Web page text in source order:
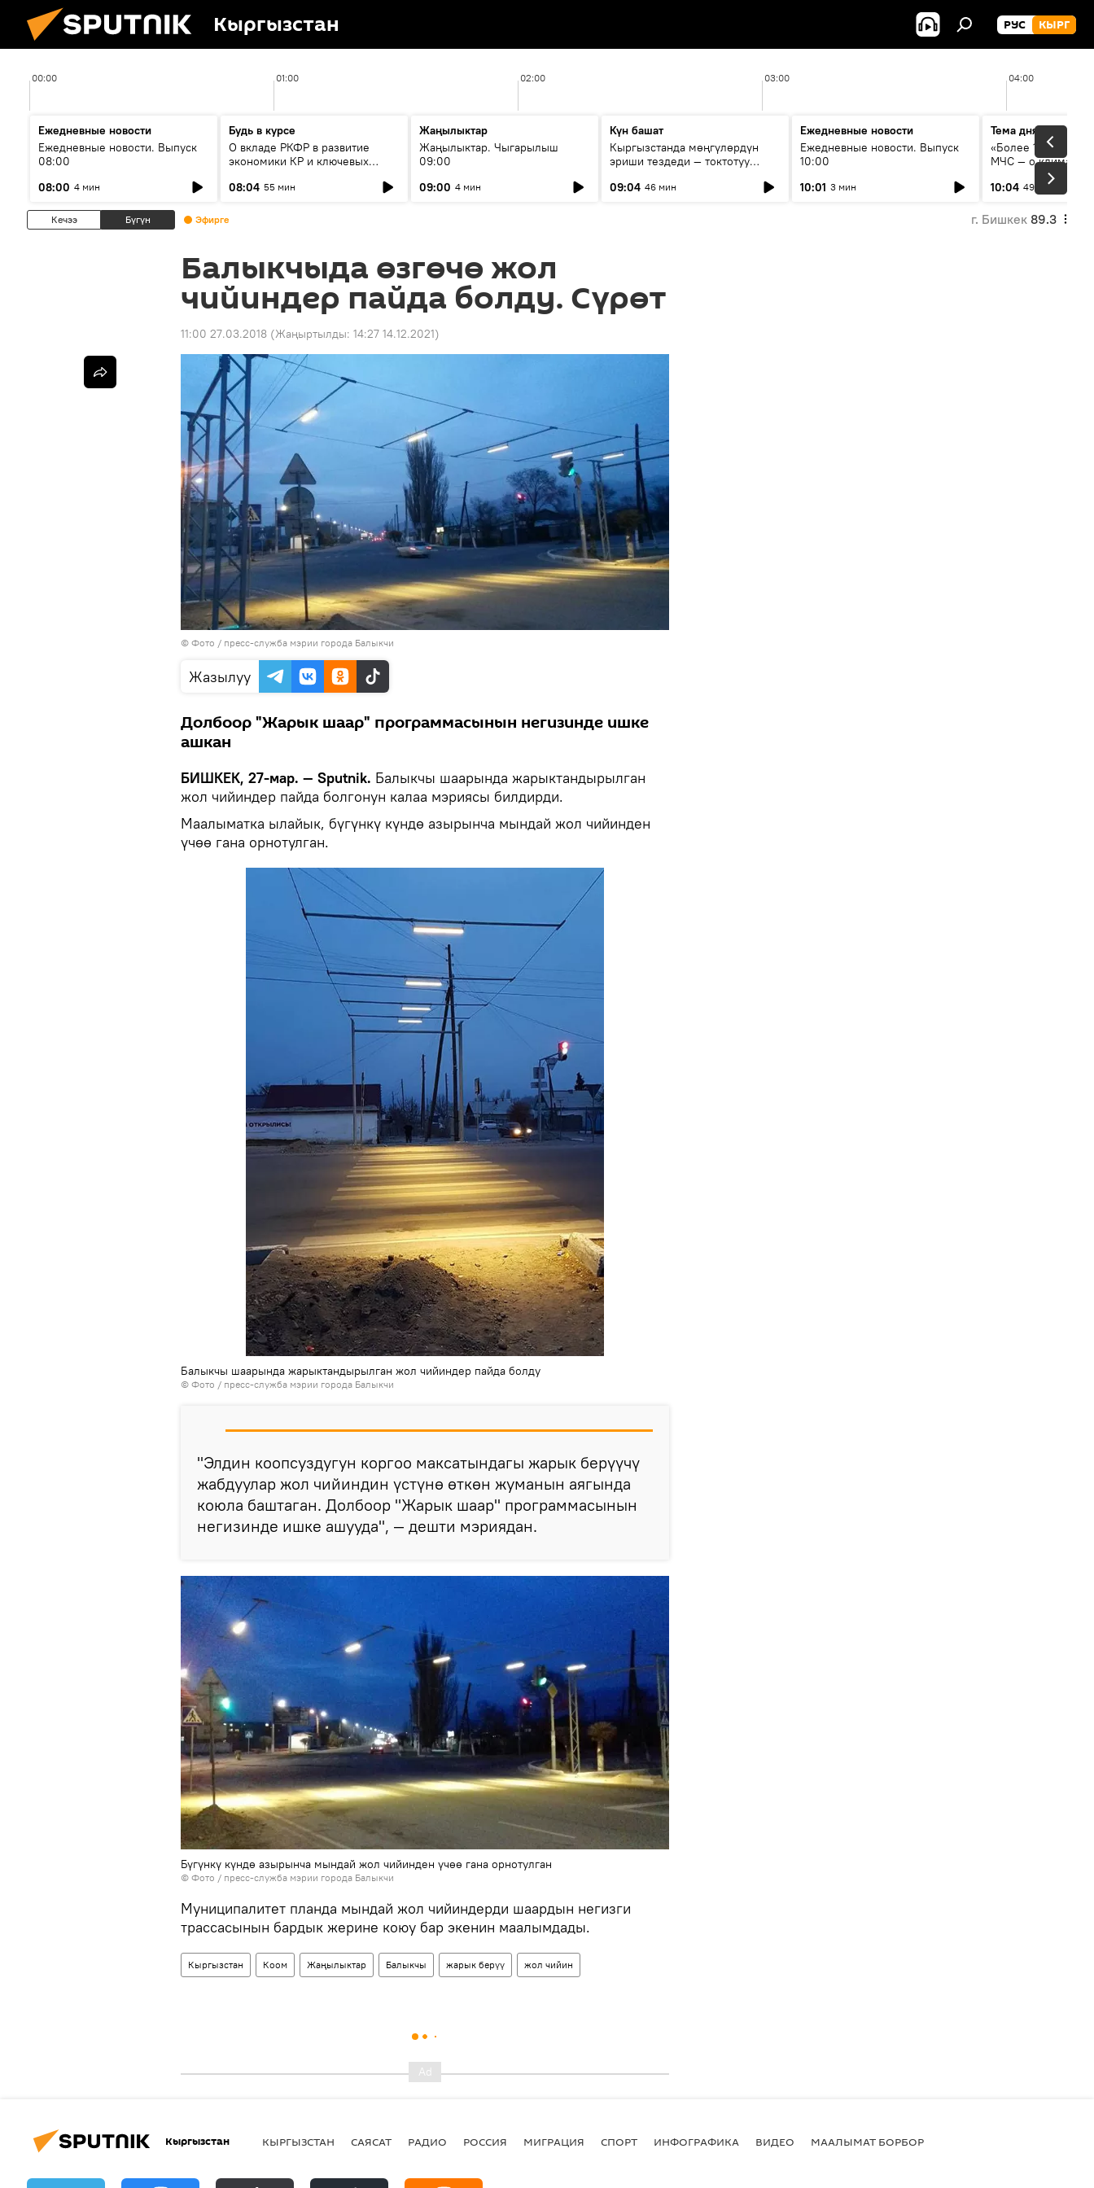
Кыргызстан РУС КЫРГ
00:00 01:00 02:00 03:00 04:00
Ежедневные новости
Ежедневные новости. Выпуск
08:00
08:00 4 мин
Будь в курсе
О вкладе РКФР в развитие
экономики КР и ключевых
08:04 55 мин
Жаңылыктар
Жаңылыктар. Чыгарылыш
09:00
09:00 4 мин
Күн башат
Кыргызстанда мөңгүлөрдүн
эриши тездеди — токтотуу
09:04 46 мин
Ежедневные новости
Ежедневные новости. Выпуск
10:00
10:01 3 мин
Тема дня
«Более 1200 сёл в
МЧС — о климате,
системе
населения
10:04 49 мин
Кечээ Бүгүн Эфирге г. Бишкек 89.3
Балыкчыда өзгөчө жол
чийиндер пайда болду. Сүрөт
11:00 27.03.2018 (Жаңыртылды: 14:27 14.12.2021)
© Фото / пресс-служба мэрии города Балыкчи
Жазылуу
Долбоор "Жарык шаар" программасынын негизинде ишке
ашкан
БИШКЕК, 27-мар. — Sputnik. Балыкчы шаарында жарыктандырылган
жол чийиндер пайда болгонун калаа мэриясы билдирди.
Маалыматка ылайык, бүгүнкү күндө азырынча мындай жол чийинден
үчөө гана орнотулган.
Балыкчы шаарында жарыктандырылган жол чийиндер пайда болду
© Фото / пресс-служба мэрии города Балыкчи
"Элдин коопсуздугун коргоо максатындагы жарык берүүчү
жабдуулар жол чийиндин үстүнө өткөн жуманын аягында
коюла баштаган. Долбоор "Жарык шаар" программасынын
негизинде ишке ашууда", — дешти мэриядан.
Бүгүнкү күндө азырынча мындай жол чийинден үчөө гана орнотулган
© Фото / пресс-служба мэрии города Балыкчи
Муниципалитет планда мындай жол чийиндерди шаардын негизги
трассасынын бардык жерине коюу бар экенин маалымдады.
Кыргызстан Коом Жаңылыктар Балыкчы жарык берүү жол чийин
Кыргызстан КЫРГЫЗСТАН САЯСАТ РАДИО РОССИЯ МИГРАЦИЯ СПОРТ ИНФОГРАФИКА ВИДЕО МААЛЫМАТ БОРБОР